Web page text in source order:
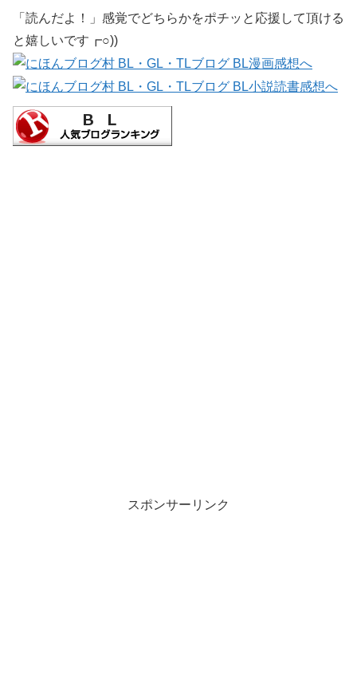
「読んだよ！」感覚でどちらかをポチッと応援して頂ける
と嬉しいです┏○))
スポンサーリンク